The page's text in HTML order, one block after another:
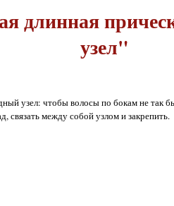
длинная
узел"
узел: чтобы волосы по бокам не так
связать между собой узлом и закрепить.